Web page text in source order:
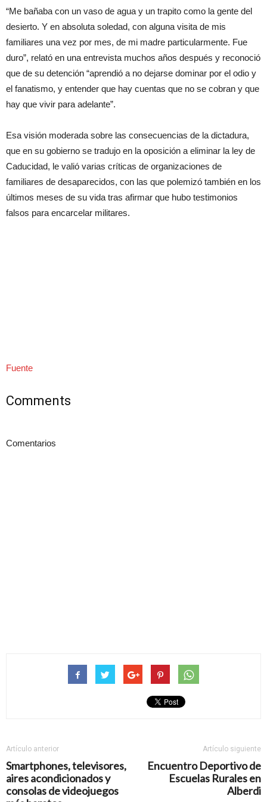
“Me bañaba con un vaso de agua y un trapito como la gente del
desierto. Y en absoluta soledad, con alguna visita de mis
familiares una vez por mes, de mi madre particularmente. Fue
duro”, relató en una entrevista muchos años después y reconoció
que de su detención “aprendió a no dejarse dominar por el odio y
el fanatismo, y entender que hay cuentas que no se cobran y que
hay que vivir para adelante”.
Esa visión moderada sobre las consecuencias de la dictadura,
que en su gobierno se tradujo en la oposición a eliminar la ley de
Caducidad, le valió varias críticas de organizaciones de
familiares de desaparecidos, con las que polemizó también en los
últimos meses de su vida tras afirmar que hubo testimonios
falsos para encarcelar militares.
Fuente
Comments
Comentarios
Artículo anterior
Smartphones, televisores,
aires acondicionados y
consolas de videojuegos
Artículo siguiente
Encuentro Deportivo de
Escuelas Rurales en
Alberdi